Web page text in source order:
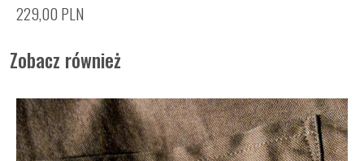
229,00 PLN
Zobacz również